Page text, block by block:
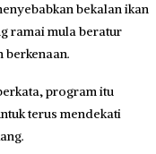
bekalan ikan
ramai mula beratur
berkenaan.
program itu
terus mendekati